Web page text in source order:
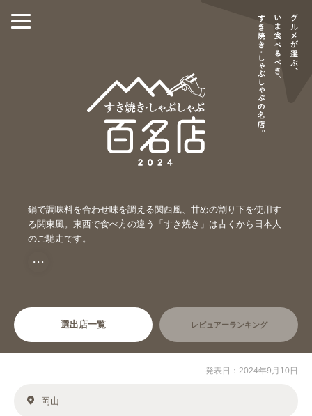
鍋で調味料を合わせ味を調える関西風、甘めの割り下を使用す
る関東風。東西で食べ方の違う「すき焼き」は古くから日本人
のご馳走です。
・・・
選出店一覧 レビュアーランキング
発表日：2024年9月10日
岡山